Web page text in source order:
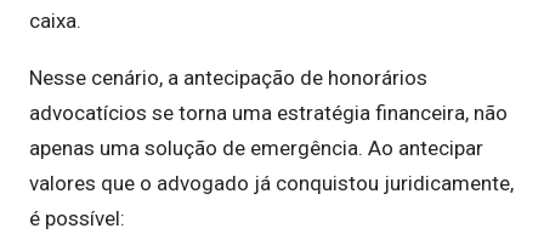
caixa.
Nesse cenário, a antecipação de honorários
advocatícios se torna uma estratégia financeira, não
apenas uma solução de emergência. Ao antecipar
valores que o advogado já conquistou juridicamente,
é possível: